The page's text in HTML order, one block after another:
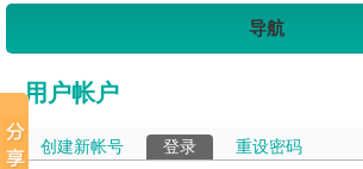
导航
用户帐户
主标签
创建新帐号 登录 （活动标签）
重设密码